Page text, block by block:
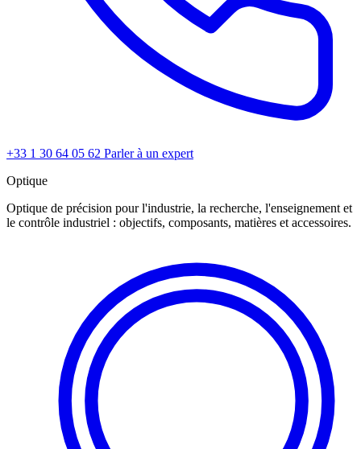
+33 1 30 64 05 62 Parler à un expert
Optique
Optique de précision pour l'industrie, la recherche, l'enseignement et
le contrôle industriel : objectifs, composants, matières et accessoires.